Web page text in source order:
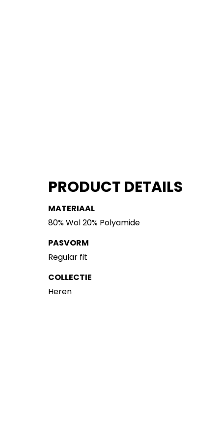
PRODUCT DETAILS
MATERIAAL
80% Wol 20% Polyamide
PASVORM
Regular fit
COLLECTIE
Heren